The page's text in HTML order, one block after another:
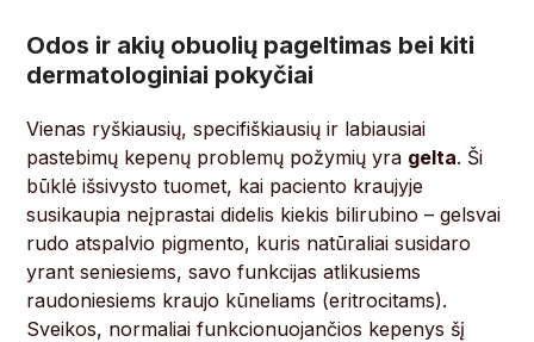
Odos ir akių obuolių pageltimas bei kiti
dermatologiniai pokyčiai
Vienas ryškiausių, specifiškiausių ir labiausiai
pastebimų kepenų problemų požymių yra gelta. Ši
būklė išsivysto tuomet, kai paciento kraujyje
susikaupia neįprastai didelis kiekis bilirubino – gelsvai
rudo atspalvio pigmento, kuris natūraliai susidaro
yrant seniesiems, savo funkcijas atlikusiems
raudoniesiems kraujo kūneliams (eritrocitams).
Sveikos, normaliai funkcionuojančios kepenys šį